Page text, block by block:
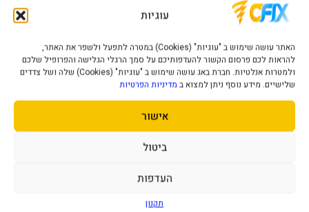
עוגיות
האתר עושה שימוש ב "עוגיות" (Cookies) במטרה לתפעל ולשפר את האתר,
להראות לכם פרסום הקשור להעדפותיכם על סמך הרגלי הגלישה והפרופיל שלכם
ולמטרות אנלטיות. חברת באג עושה שימוש ב "עוגיות" (Cookies) שלה ושל צדדים
שלישיים. מידע נוסף ניתן למצוא ב מדיניות הפרטיות
אישור
ביטול
העדפות
תקנון
מחיר משלוח ₪49 12 חודשי אחריות
תמיכה ושירות תשלום מאובטח
מפרט טכני